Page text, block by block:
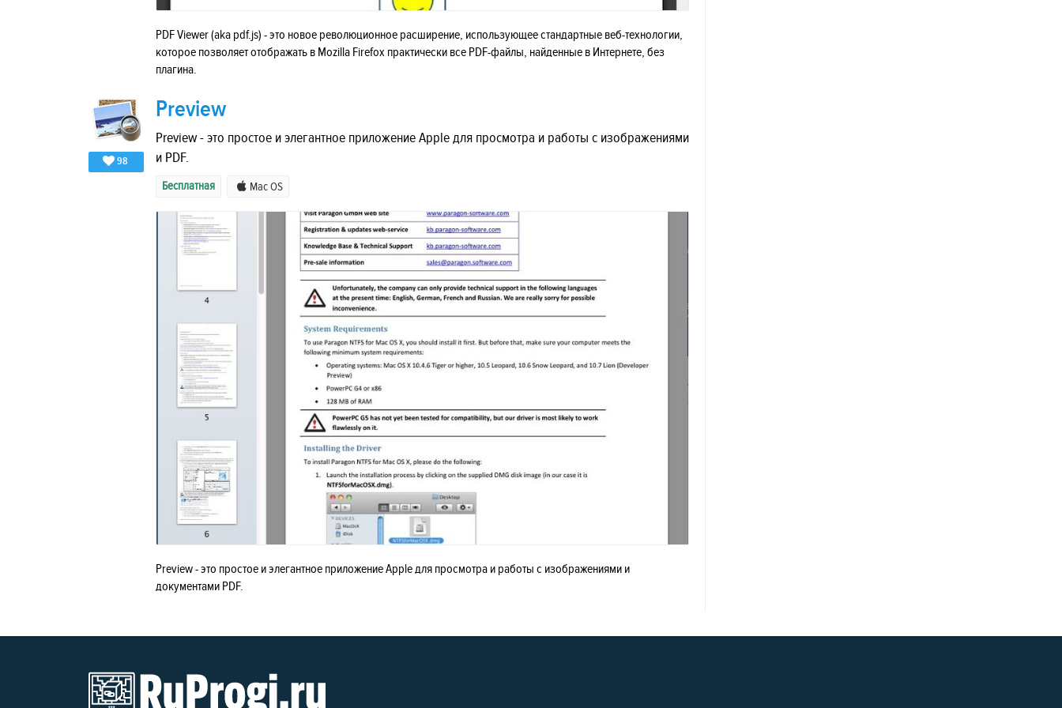
PDF Viewer (aka pdf.js) - это новое революционное расширение, использующее стандартные веб-технологии,
которое позволяет отображать в Mozilla Firefox практически все PDF-файлы, найденные в Интернете, без
плагина.
98
Preview
Preview - это простое и элегантное приложение Apple для просмотра и работы с изображениями
и PDF.
Бесплатная Mac OS
Preview - это простое и элегантное приложение Apple для просмотра и работы с изображениями и
документами PDF.